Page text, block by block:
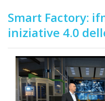
Smart Factory:
iniziative 4.0